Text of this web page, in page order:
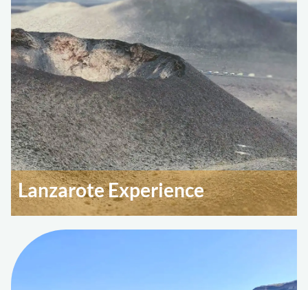
Lanzarote Experience